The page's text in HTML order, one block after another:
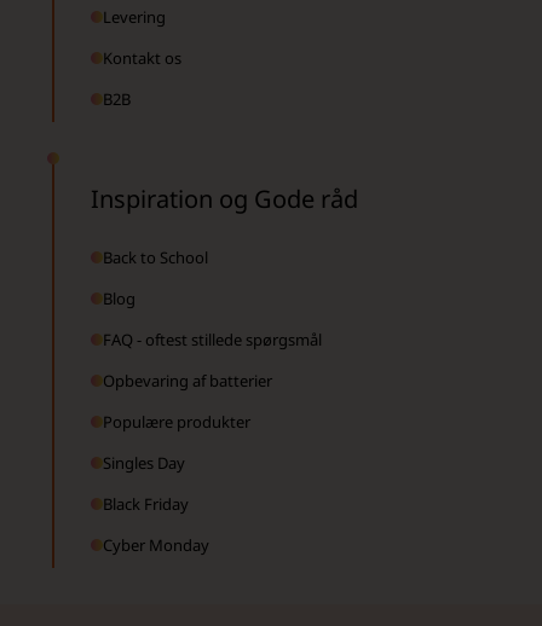
Levering
Kontakt os
B2B
Inspiration og Gode råd
Back to School
Blog
FAQ - oftest stillede spørgsmål
Opbevaring af batterier
Populære produkter
Singles Day
Black Friday
Cyber Monday